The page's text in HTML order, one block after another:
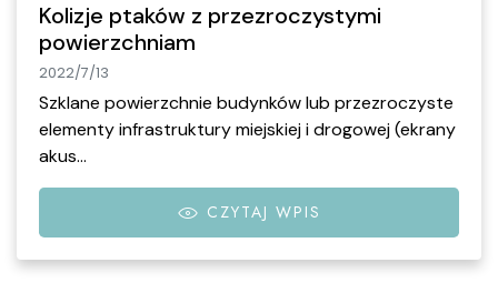
Kolizje ptaków z przezroczystymi
powierzchniam
2022/7/13
Szklane powierzchnie budynków lub przezroczyste
elementy infrastruktury miejskiej i drogowej (ekrany
akus…
CZYTAJ WPIS